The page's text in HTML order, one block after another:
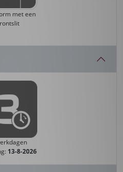
met een
13-8-2026